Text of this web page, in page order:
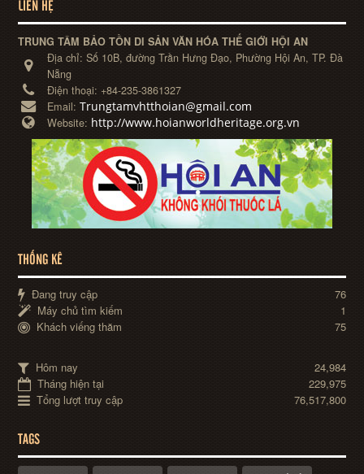
LIÊN HỆ
TRUNG TÂM BẢO TỒN DI SẢN VĂN HÓA THẾ GIỚI HỘI AN
Địa chỉ:Số 10B, đường Trần Hưng Đạo, Phường Hội An, TP. Đà
Nẵng
Điện thoại: +84-235-3861327
Email:Trungtamvhtthoian@gmail.com
Website: http://www.hoianworldheritage.org.vn
THỐNG KÊ
Đang truy cập
76
Máy chủ tìm kiếm
1
Khách viếng thăm
75
Hôm nay
24,984
Tháng hiện tại
229,975
Tổng lượt truy cập
76,517,800
TAGS